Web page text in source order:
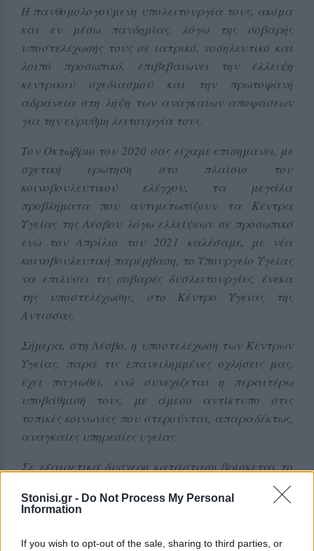
Stonisi.gr - Do Not Process My Personal
Information
If you wish to opt-out of the sale, sharing to third parties, or
Η πανθομολογούμενη υπολειτουργία τους, ακόμα
και εν μέσω πανδημίας, λόγω της σοβαρής
υποστελέχωσής τους σε ιατρικό, νοσηλευτικό και
λοιπό προσωπικό, επιβεβαιώνει την έλλειψη
κεντρικού σχεδιασμού και την πρωτοφανή
αδράνεια στη λήψη των αναγκαίων αποφάσεων
για την εύρυθμη λειτουργία τους.
Τον Οκτώβριο του 2020 σας είχαμε επισημάνει, με
σχετική ερώτηση στο πλαίσιο του
κοινοβουλευτικού ελέγχου, τα μεγάλα
προβλήματα που αντιμετωπίζουν τα Κέντρα
Υγείας της Λέσβου λόγω ελλείψεων σε προσωπικό
ενώ τον Απρίλιο του 2021 καλέσαμε, με νέα
κοινοβουλευτική παρέμβαση, το Υπουργείο Υγείας
να επιλύσει τις σοβαρές δυσλειτουργίες, ένεκα
της υποστελέχωσης, στο Κέντρο Υγείας της
Άντισσας.
Σήμερα, στη Λέσβο, η υποστελέχωση των Κέντρων
Υγείας, παρά τις επανειλημμένες οχλήσεις μας,
έχει παγιωθεί, ενώ συνεχίζεται η περαιτέρω
υποβάθμισή τους, με άμεσο αντίκτυπο στις
τοπικές κοινωνίες που στερούνται, απαραδέκτως,
αναγκαίες υπηρεσίες υγείας.
Σε εξαιρετικά δυσχερή κατάσταση βρίσκεται το
Κέντρο Υγείας Πολιχνίτου, ενώ η μέχρι τώρα
λειτουργία του οφείλεται στο υψηλό αίσθημα
προσωπικό που έχει απομείνει.